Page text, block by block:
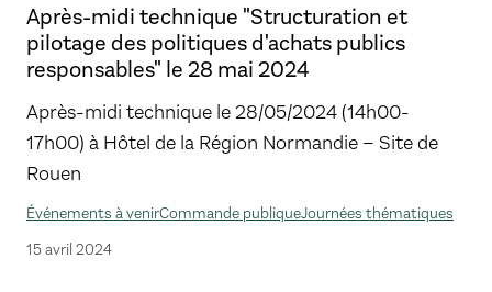
Après-midi technique "Structuration et
pilotage des politiques d'achats publics
responsables" le 28 mai 2024
Après-midi technique le 28/05/2024 (14h00-
17h00) à Hôtel de la Région Normandie – Site de
Rouen
Événements à venirCommande publiqueJournées thématiques
15 avril 2024